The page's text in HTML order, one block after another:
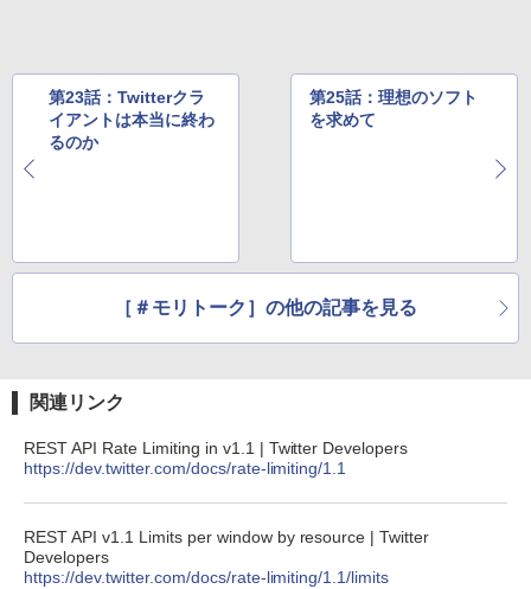
第23話：Twitterクラ
イアントは本当に終わ
るのか
第25話：理想のソフト
を求めて
［＃モリトーク］の他の記事を見る
関連リンク
REST API Rate Limiting in v1.1 | Twitter Developers
https://dev.twitter.com/docs/rate-limiting/1.1
REST API v1.1 Limits per window by resource | Twitter
Developers
https://dev.twitter.com/docs/rate-limiting/1.1/limits